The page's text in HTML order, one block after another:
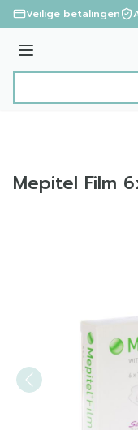
Ga naar de inhoud
Veilige betalingen
Menu
Mepitel Film